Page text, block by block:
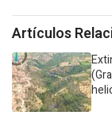
Artículos